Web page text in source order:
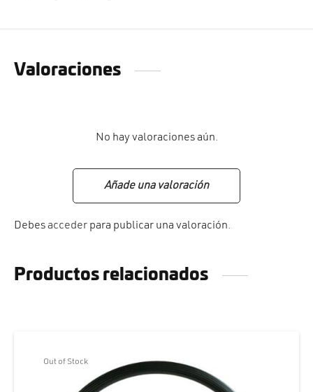
Valoraciones
No hay valoraciones aún.
Añade una valoración
Debesacceder para publicar una valoración.
Productos relacionados
Out of Stock